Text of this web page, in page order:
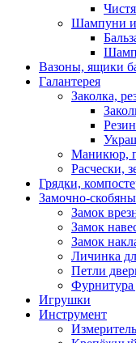
Шампуни и
Вазоны, ящики
Галантерея
Заколка,
Маникюр,
Расчески,
Грядки,
Замочно-
Замок
Замок
Замок
Личинка
Петли
Фурнитура
Игрушки
Инструмент